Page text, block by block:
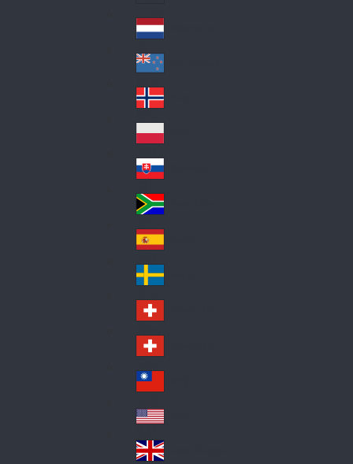
Lat
in
A
me
ric
a
Ne
the
rla
nd
s
Ne
w
Ze
ala
nd
No
rw
ay
Pol
an
d
Slo
va
kia
So
uth
Af
ric
a
Sp
ain
Sw
ed
en
Sw
itz
erl
an
d
Sw
itz
erl
an
d
wa
n
A